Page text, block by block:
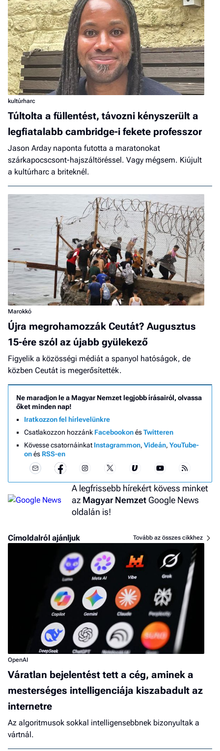
kultúrharc
Túltolta a füllentést, távozni kényszerült a
legfiatalabb cambridge-i fekete professzor
Jason Arday naponta futotta a maratonokat
szárkapocscsont-hajszáltöréssel. Vagy mégsem. Kiújult
a kultúrharc a briteknél.
Marokkó
Újra megrohamozzák Ceutát? Augusztus
15-ére szól az újabb gyülekező
Figyelik a közösségi médiát a spanyol hatóságok, de
közben Ceutát is megerősítették.
Ne maradjon le a Magyar Nemzet legjobb írásairól, olvassa
őket minden nap!
Iratkozzon fel hírlevelünkre
Csatlakozzon hozzánk FacebookonésTwitteren
Kövesse csatornáinkat Instagrammon, Videán, YouTube-
onés RSS-en
A legfrissebb hírekért kövess minket
az Magyar Nemzet Google News
oldalán is!
Címoldalról ajánljuk Tovább az összes cikkhez
OpenAI
Váratlan bejelentést tett a cég, aminek a
mesterséges intelligenciája kiszabadult az
internetre
Az algoritmusok sokkal intelligensebbnek bizonyultak a
vártnál.